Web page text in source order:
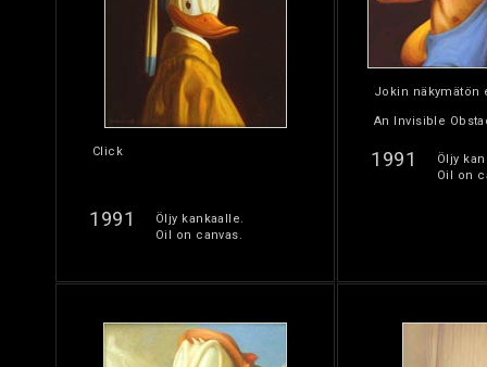
Click
1991
Öljy kankaalle.
Oil on canvas.
Jokin näkymätön
An Invisible
1991
Öljy
Oil on